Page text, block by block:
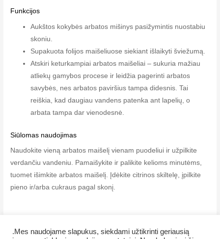
Funkcijos
Aukštos kokybės arbatos mišinys pasižymintis nuostabiu
skoniu.
Supakuota folijos maišeliuose siekiant išlaikyti šviežumą.
Atskiri keturkampiai arbatos maišeliai – sukuria mažiau
atliekų gamybos procese ir leidžia pagerinti arbatos
savybės, nes arbatos paviršius tampa didesnis. Tai
reiškia, kad daugiau vandens patenka ant lapelių, o
arbata tampa dar vienodesnė.
Siūlomas naudojimas
Naudokite vieną arbatos maišelį vienam puodeliui ir užpilkite
verdančiu vandeniu. Pamaišykite ir palikite kelioms minutėms,
tuomet išimkite arbatos maišelį. Įdėkite citrinos skiltelę, įpilkite
pieno ir/arba cukraus pagal skonį.
.Mes naudojame slapukus, siekdami užtikrinti geriausią